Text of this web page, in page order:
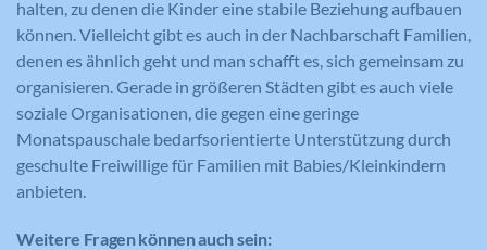
halten, zu denen die Kinder eine stabile Beziehung aufbauen
können. Vielleicht gibt es auch in der Nachbarschaft Familien,
denen es ähnlich geht und man schafft es, sich gemeinsam zu
organisieren. Gerade in größeren Städten gibt es auch viele
soziale Organisationen, die gegen eine geringe
Monatspauschale bedarfsorientierte Unterstützung durch
geschulte Freiwillige für Familien mit Babies/Kleinkindern
anbieten.
Weitere Fragen können auch sein: